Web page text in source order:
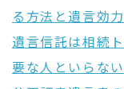
る方法と遺言効
遺言信託は相続
要な人といらな